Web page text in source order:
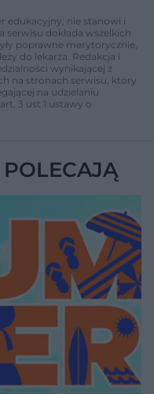
edukacyjny, nie stanowi i
serwisu dokłada wszelkich
poprawne merytorycznie,
do lekarza. Redakcja i
wynikającej z
na stronach serwisu, który
na udzielaniu
3 ust 1 ustawy o